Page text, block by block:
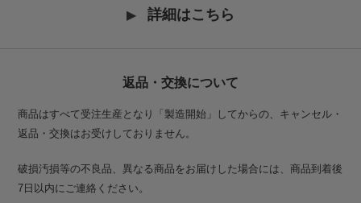
詳細はこちら
返品・交換について
商品はすべて受注生産となり「製造開始」してからの、キャンセル・
返品・交換はお受けしておりません。
破損汚損等の不良品、異なる商品をお届けした場合には、商品到着後
7日以内にご連絡ください。